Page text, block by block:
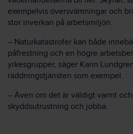
exempelvis översvämningar och
stor inverkan på arbetsmiljön.
– Naturkatastrofer kan både
påfrestning och en högre
yrkesgrupper, säger Karin
räddningstjänsten som exempel.
– Även om det är väldigt varmt
skyddsutrustning och jobba.